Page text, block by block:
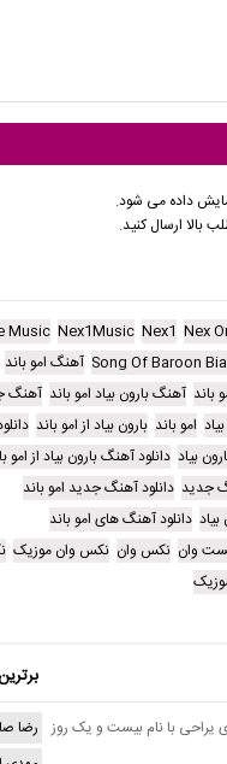
داده می شود.
بالا ارسال کنید.
Nex
Nex1
Nex1Music
Music
Song Of Baroon آهنگ امو باند
باند آهنگ بارون بیاد امو باند آهنگ
امو باند بارون بیاد از امو باند
بیاد دانلود آهنگ بارون بیاد از امو
جدید دانلود آهنگ جدید امو باند
دانلود آهنگ های امو باند
وان نکس وان نکس وان موزیک
یراحی با نام بیست و یک روز رضا